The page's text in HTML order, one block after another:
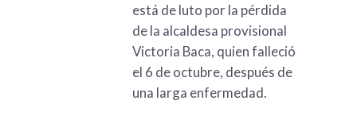
está de luto por la pérdida
de la alcaldesa provisional
Victoria Baca, quien falleció
el 6 de octubre, después de
una larga enfermedad.